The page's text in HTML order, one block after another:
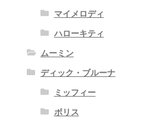
マイメロディ
ハローキティ
ムーミン
ディック・ブルーナ
ミッフィー
ボリス